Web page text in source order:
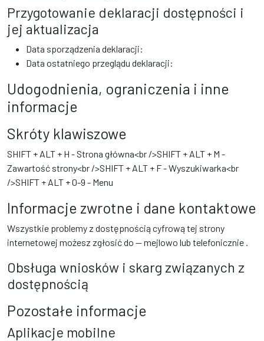
Przygotowanie deklaracji dostępności i
jej aktualizacja
Data sporządzenia deklaracji:
Data ostatniego przeglądu deklaracji:
Udogodnienia, ograniczenia i inne
informacje
Skróty klawiszowe
SHIFT + ALT + H - Strona główna<br />SHIFT + ALT + M -
Zawartość strony<br />SHIFT + ALT + F - Wyszukiwarka<br
/>SHIFT + ALT + 0-9 - Menu
Informacje zwrotne i dane kontaktowe
Wszystkie problemy z dostępnością cyfrową tej strony
internetowej możesz zgłosić do — mejlowo lub telefonicznie .
Obsługa wniosków i skarg związanych z
dostępnością
Pozostałe informacje
Aplikacje mobilne